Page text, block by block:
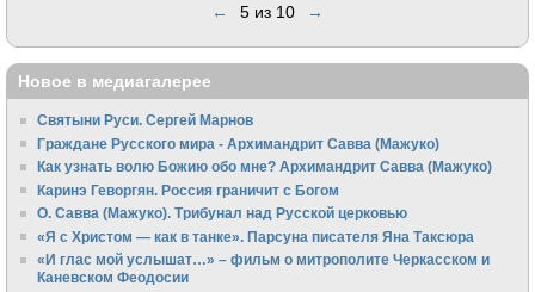
← 5 из 10 →
Новое в медиагалерее
Святыни Руси. Сергей Марнов
Граждане Русского мира - Архимандрит Савва (Мажуко)
Как узнать волю Божию обо мне? Архимандрит Савва (Мажуко)
Каринэ Геворгян. Россия граничит с Богом
О. Савва (Мажуко). Трибунал над Русской церковью
«Я с Христом — как в танке». Парсуна писателя Яна Таксюра
«И глас мой услышат…» – фильм о митрополите Черкасском и
Каневском Феодосии